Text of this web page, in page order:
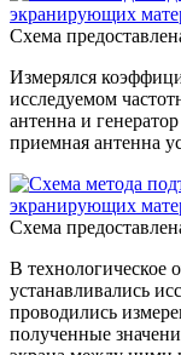
Схема
Измерялся
исследуемом
антенна и
приемная антенна
Схема
В технологическое
устанавливались
проводились
полученные